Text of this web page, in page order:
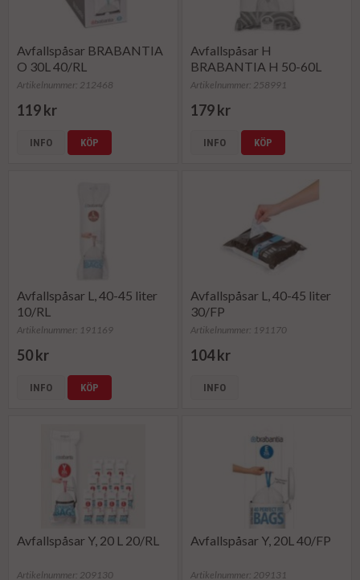
Avfallspåsar BRABANTIA
O 30L 40/RL
Artikelnummer: 212468
119 kr
INFO KÖP
Avfallspåsar H
BRABANTIA H 50-60L
40/FP
Artikelnummer: 258991
179 kr
INFO KÖP
Avfallspåsar L, 40-45 liter
10/RL
Artikelnummer: 191169
50 kr
INFO KÖP
Avfallspåsar L, 40-45 liter
30/FP
Artikelnummer: 191170
104 kr
INFO
Avfallspåsar Y, 20 L 20/RL
Artikelnummer: 209130
Avfallspåsar Y, 20L 40/FP
Artikelnummer: 209131